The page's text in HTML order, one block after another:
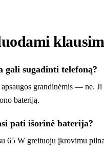
sugadinti telefoną?
grandinėmis — ne.
bateriją.
pati išorinė baterija?
65 W greituoju įkrovimu